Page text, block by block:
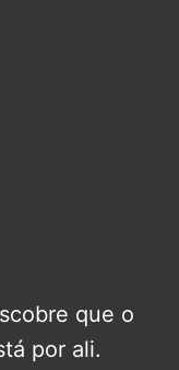
que o
por ali.